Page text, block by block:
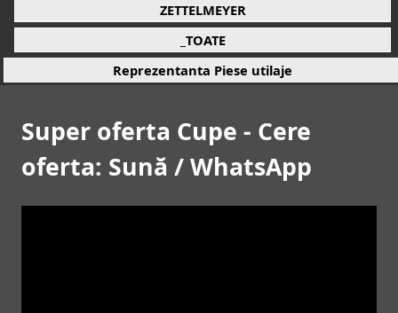
ZETTELMEYER
_TOATE
Reprezentanta Piese utilaje
Super oferta Cupe - Cere
oferta: Sună / WhatsApp